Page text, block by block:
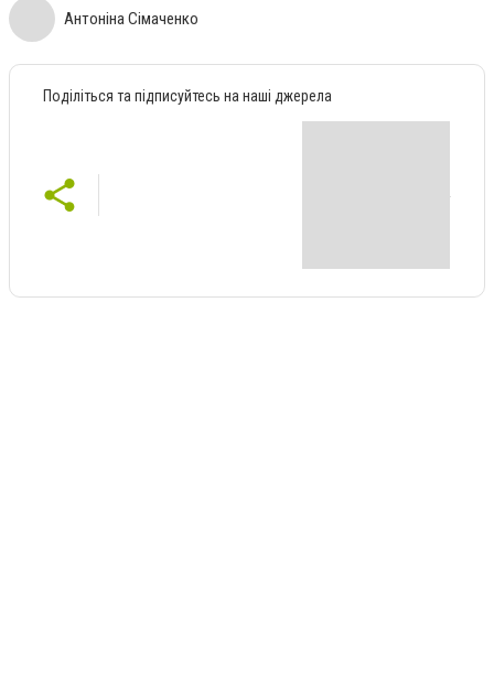
Антоніна Сімаченко
Поділіться та підписуйтесь на наші джерела